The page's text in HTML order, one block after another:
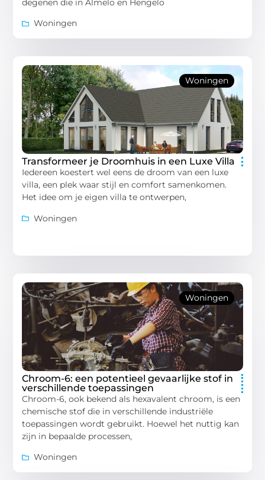
degenen die in Almelo en Hengelo
Woningen
Woningen
Transformeer je Droomhuis in een Luxe Villa
Iedereen koestert wel eens de droom van een luxe
villa, een plek waar stijl en comfort samenkomen.
Het idee om je eigen villa te ontwerpen,
Woningen
Woningen
Chroom-6: een potentieel gevaarlijke stof in
verschillende toepassingen
Chroom-6, ook bekend als hexavalent chroom, is een
chemische stof die in verschillende industriële
toepassingen wordt gebruikt. Hoewel het nuttig kan
zijn in bepaalde processen,
Woningen